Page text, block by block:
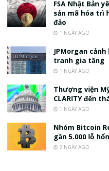
FSA Nhật Bản
sản mã hóa trì
đảo
1 NGÀY AGO
JPMorgan
tranh gia tăng
1 NGÀY AGO
Thượng viện
CLARITY đến
1 NGÀY AGO
Nhóm Bitcoin
gần 5.000 lỗ
2 NGÀY AGO